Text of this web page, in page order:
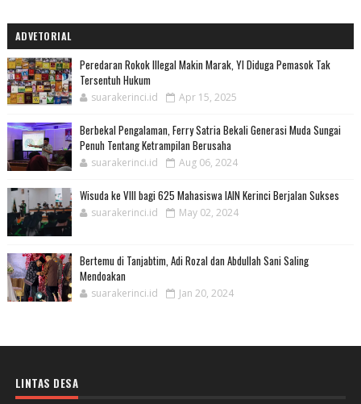
ADVETORIAL
Peredaran Rokok Illegal Makin Marak, YI Diduga Pemasok Tak
Tersentuh Hukum
suarakerinci.id Apr 15, 2025
Berbekal Pengalaman, Ferry Satria Bekali Generasi Muda Sungai
Penuh Tentang Ketrampilan Berusaha
suarakerinci.id Aug 06, 2024
Wisuda ke VIII bagi 625 Mahasiswa IAIN Kerinci Berjalan Sukses
suarakerinci.id May 02, 2024
Bertemu di Tanjabtim, Adi Rozal dan Abdullah Sani Saling
Mendoakan
suarakerinci.id Jan 20, 2024
LINTAS DESA